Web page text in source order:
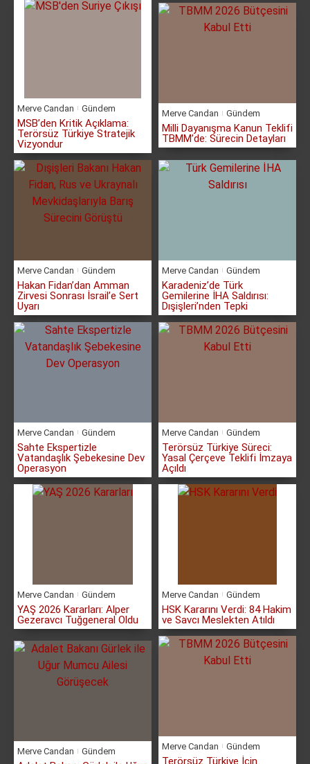
Merve Candan Gündem
MSB’den Kritik Açıklama:
Terörsüz Türkiye Stratejik
Vizyondur
Merve Candan Gündem
Milli Dayanışma Kanun Teklifi
TBMM’de: Sürecin Detayları
Merve Candan Gündem
Hakan Fidan’dan Amman
Zirvesi Sonrası İsrail’e Sert
Uyarı
Merve Candan Gündem
Karadeniz’de Türk
Gemilerine İHA Saldırısı:
Dışişleri’nden Tepki
Merve Candan Gündem
Sahte Ekspertizle
Vatandaşlık Şebekesine Dev
Operasyon
Merve Candan Gündem
Terörsüz Türkiye Süreci:
Yasal Çerçeve Teklifi İmzaya
Açıldı
Merve Candan Gündem
YAŞ 2026 Kararları: Alper
Gezeravcı Tuğgeneral Oldu
Merve Candan Gündem
HSK Kararını Verdi: 84 Hakim
ve Savcı Meslekten Atıldı
Merve Candan Gündem Merve Candan Gündem
Terörsüz Türkiye İçin